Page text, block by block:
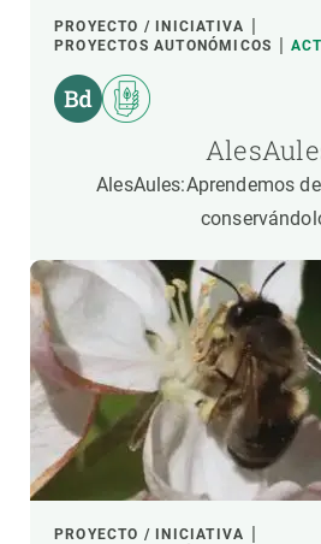
PROYECTO / INICIATIVA
PROYECTOS AUTONÓMICOS
AlesAules:Aprendemos
PROYECTO / INICIATIVA